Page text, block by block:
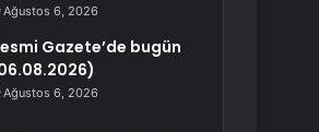
Ağustos 6, 2026
Gazete’de bugün
Ağustos 6, 2026